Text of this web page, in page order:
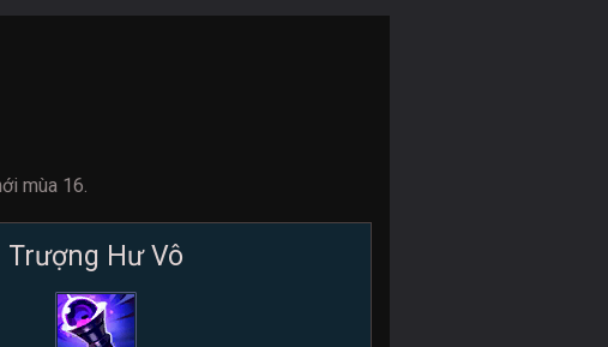
mùa 16.
Trượng Hư Vô